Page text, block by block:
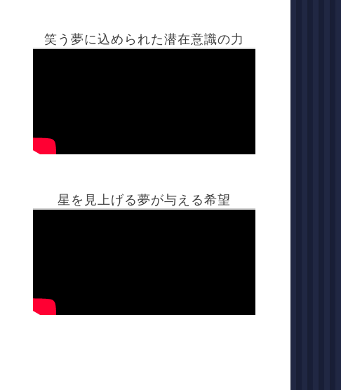
笑う夢に込められた潜在意識の力
星を見上げる夢が与える希望